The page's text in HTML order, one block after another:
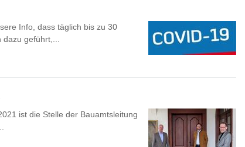
Info, dass täglich bis zu 30
geführt,...
ist die Stelle der Bauamtsleitung